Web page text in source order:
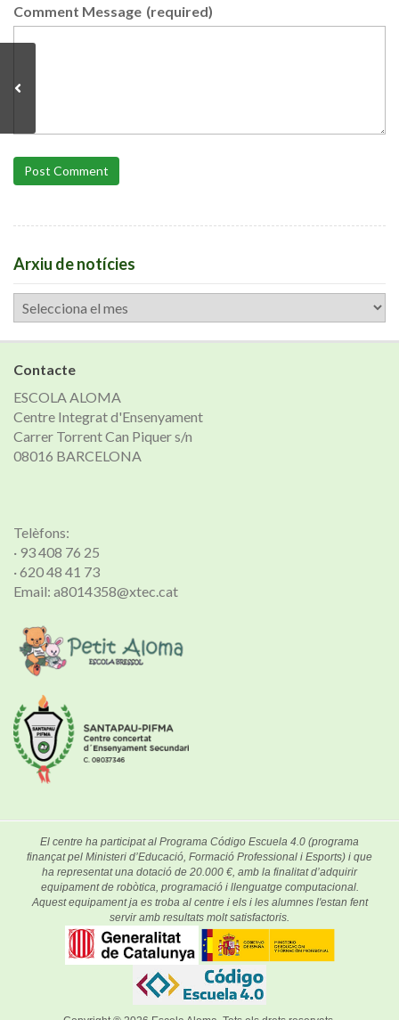
Comment Message (required)
Post Comment
Arxiu de notícies
Arxiu
de
notícies
Contacte
ESCOLA ALOMA
Centre Integrat d'Ensenyament
Carrer Torrent Can Piquer s/n
08016 BARCELONA
Telèfons:
· 93 408 76 25
· 620 48 41 73
Email: a8014358@xtec.cat
El centre ha participat al Programa Código Escuela 4.0 (programa
finançat pel Ministeri d’Educació, Formació Professional i Esports) i que
ha representat una dotació de 20.000 €, amb la finalitat d’adquirir
equipament de robòtica, programació i llenguatge computacional.
Aquest equipament ja es troba al centre i els i les alumnes l'estan fent
servir amb resultats molt satisfactoris.